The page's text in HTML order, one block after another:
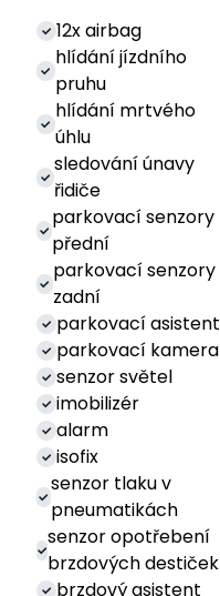
12x airbag
hlídání jízdního
pruhu
hlídání mrtvého
úhlu
sledování únavy
řidiče
parkovací senzory
přední
parkovací senzory
zadní
parkovací asistent
parkovací kamera
senzor světel
imobilizér
alarm
isofix
senzor tlaku v
pneumatikách
senzor opotřebení
brzdových destiček
brzdový asistent